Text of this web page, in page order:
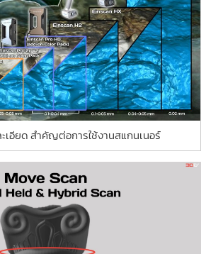
เอียด สำคัญต่อการใช้งานสแกนเนอร์